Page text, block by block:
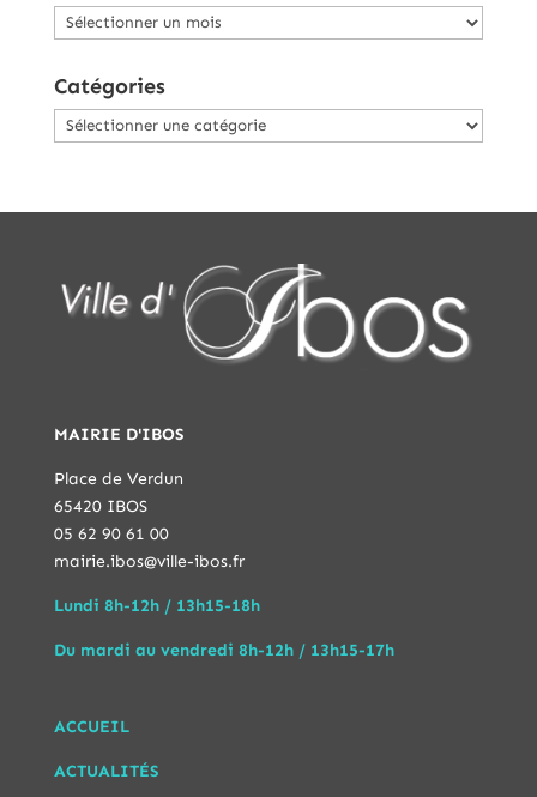
Archives
Catégories
Catégories
MAIRIE D'IBOS
Place de Verdun
65420 IBOS
05 62 90 61 00
mairie.ibos@ville-ibos.fr
Lundi 8h-12h / 13h15-18h
Du mardi au vendredi 8h-12h / 13h15-17h
ACCUEIL
ACTUALITÉS